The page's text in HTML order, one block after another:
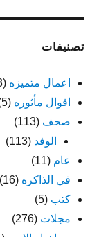
تصنيفات
اعمال متميزه (3)
اقوال مأثوره (5)
صحف (113)
الوفد (113)
عام (11)
في الذاكره (16)
كتب (5)
مجلات (276)